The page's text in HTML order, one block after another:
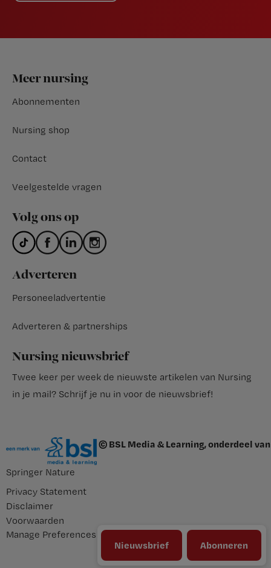
Nieuwsbrief Abonneren
Footer
Meer nursing
Abonnementen
Nursing shop
Contact
Veelgestelde vragen
Volg ons op
Adverteren
Personeeladvertentie
Adverteren & partnerships
Nursing nieuwsbrief
Twee keer per week de nieuwste artikelen van Nursing
in je mail? Schrijf je nu in voor de nieuwsbrief!
© BSL Media & Learning, onderdeel van
Springer Nature
Privacy Statement
Disclaimer
Voorwaarden
Manage Preferences